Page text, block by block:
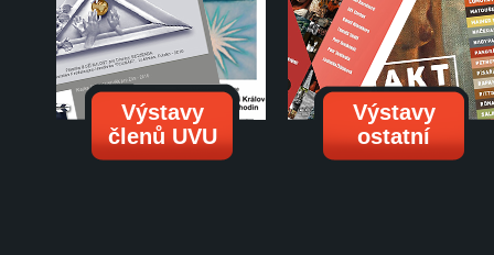
Výstavy
členů UVU
Výstavy
ostatní